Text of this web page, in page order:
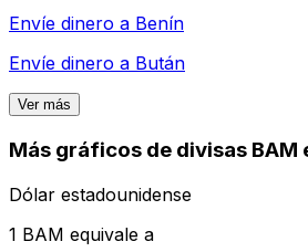
Envíe dinero a Benín
Envíe dinero a Bután
Ver más
Más gráficos de divisas BAM
Dólar estadounidense
1 BAM equivale a